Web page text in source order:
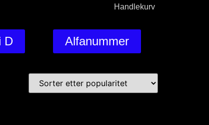
Handlekurv
D Alfanummer